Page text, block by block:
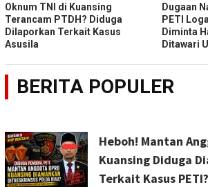
Oknum TNI di Kuansing
Terancam PTDH? Diduga
Dilaporkan Terkait Kasus
Asusila
Dugaan
PETI
Diminta
Ditawari
BERITA POPULER
Heboh! Mantan
Kuansing Diduga
Terkait Kasus PETI?